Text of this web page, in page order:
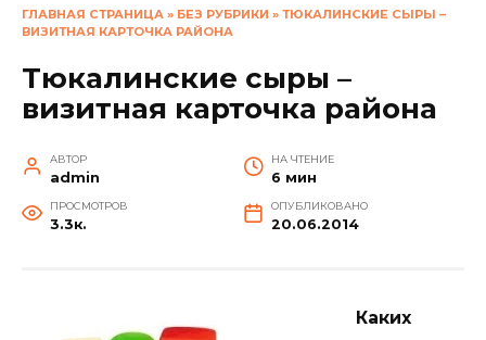
ГЛАВНАЯ СТРАНИЦА » БЕЗ РУБРИКИ » ТЮКАЛИНСКИЕ СЫРЫ –
ВИЗИТНАЯ КАРТОЧКА РАЙОНА
Тюкалинские сыры –
визитная карточка района
АВТОР
admin
НА ЧТЕНИЕ
6 мин
ПРОСМОТРОВ
3.3к.
ОПУБЛИКОВАНО
20.06.2014
Каких